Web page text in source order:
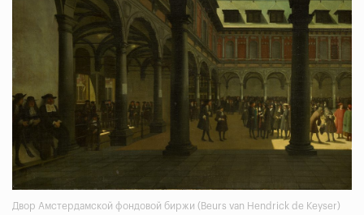
Двор Амстердамской фондовой биржи (Beurs van Hendrick de Keyser)